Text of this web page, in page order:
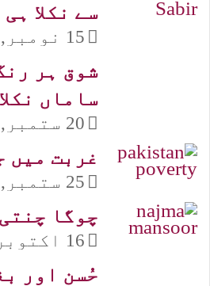
سے نکلا
15 نومبر, 2019
شوق ہر
ساماں نکلا
20 ستمبر, 2019
غربت میں
25 ستمبر, 2025
چوگا
16 اکتوبر, 2025
حُسن اور